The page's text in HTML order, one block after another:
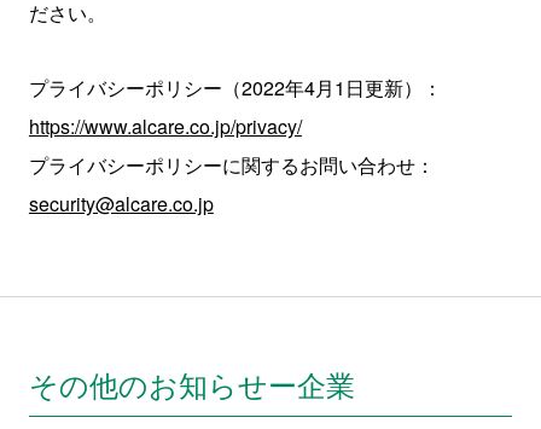
ださい。
プライバシーポリシー（2022年4月1日更新）：
https://www.alcare.co.jp/privacy/
プライバシーポリシーに関するお問い合わせ：
security@alcare.co.jp
その他のお知らせー企業